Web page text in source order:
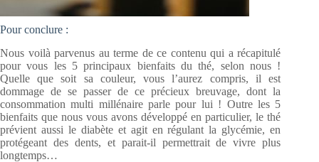
Pour conclure :
Nous voilà parvenus au terme de ce contenu qui a récapitulé
pour vous les 5 principaux bienfaits du thé, selon nous !
Quelle que soit sa couleur, vous l’aurez compris, il est
dommage de se passer de ce précieux breuvage, dont la
consommation multi millénaire parle pour lui ! Outre les 5
bienfaits que nous vous avons développé en particulier, le thé
prévient aussi le diabète et agit en régulant la glycémie, en
protégeant des dents, et parait-il permettrait de vivre plus
longtemps…